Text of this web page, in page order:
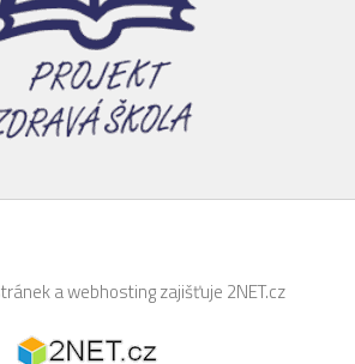
a webhosting zajišťuje 2NET.cz